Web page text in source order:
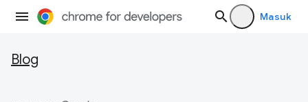
Masuk
Blog